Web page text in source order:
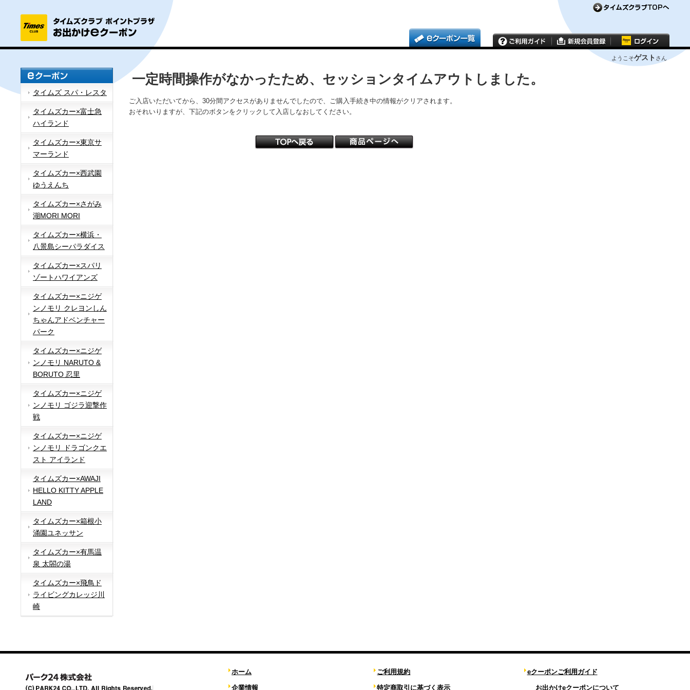
ようこそゲスト さん
タイムズ スパ・レスタ
タイムズカー×富士急
ハイランド
タイムズカー×東京サ
マーランド
タイムズカー×西武園
ゆうえんち
タイムズカー×さがみ
湖MORI MORI
タイムズカー×横浜・
八景島シーパラダイス
タイムズカー×スパリ
ゾートハワイアンズ
タイムズカー×ニジゲ
ンノモリ クレヨンしん
ちゃんアドベンチャー
パーク
タイムズカー×ニジゲ
ンノモリ NARUTO &
BORUTO 忍里
タイムズカー×ニジゲ
ンノモリ ゴジラ迎撃作
戦
タイムズカー×ニジゲ
ンノモリ ドラゴンクエ
スト アイランド
タイムズカー×AWAJI
HELLO KITTY APPLE
LAND
タイムズカー×箱根小
涌園ユネッサン
タイムズカー×有馬温
泉 太閤の湯
タイムズカー×飛鳥ド
ライビングカレッジ川
崎
一定時間操作がなかったため、セッションタイムアウトしました。
ご入店いただいてから、30分間アクセスがありませんでしたので、ご購入手続き中の情報がクリアされます。
おそれいりますが、下記のボタンをクリックして入店しなおしてください。
ホーム
企業情報
ご利用規約
特定商取引に基づく表示
eクーポンご利用ガイド
お出かけeクーポンについて